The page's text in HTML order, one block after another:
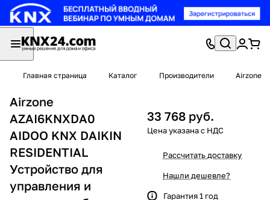
Главная страница Каталог Производители Airzone
Airzone
AZAI6KNXDA0
AIDOO KNX DAIKIN
RESIDENTIAL
Устройство для
управления и
33 768 руб.
Рассчитать доставку
Нашли дешевле?
Гарантия 1 год